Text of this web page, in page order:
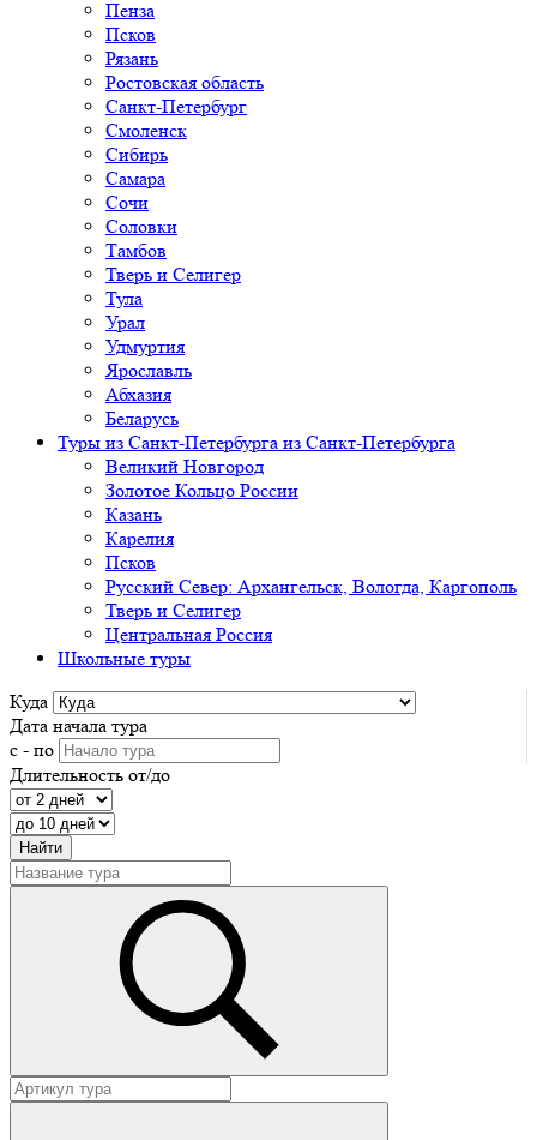
Пенза
Псков
Рязань
Ростовская область
Санкт-Петербург
Смоленск
Сибирь
Самара
Сочи
Соловки
Тамбов
Тверь и Селигер
Тула
Урал
Удмуртия
Ярославль
Абхазия
Беларусь
Туры из Санкт-Петербурга из Санкт-Петербурга
Великий Новгород
Золотое Кольцо России
Казань
Карелия
Псков
Русский Север: Архангельск, Вологда, Каргополь
Тверь и Селигер
Центральная Россия
Школьные туры
Куда
Дата начала тура
с - по
Длительность от/до